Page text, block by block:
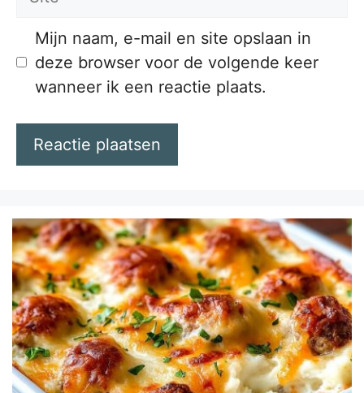
Mijn naam, e-mail en site opslaan in
deze browser voor de volgende keer
wanneer ik een reactie plaats.